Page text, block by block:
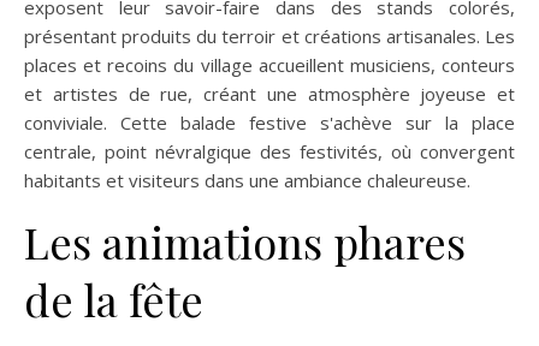
exposent leur savoir-faire dans des stands colorés,
présentant produits du terroir et créations artisanales. Les
places et recoins du village accueillent musiciens, conteurs
et artistes de rue, créant une atmosphère joyeuse et
conviviale. Cette balade festive s'achève sur la place
centrale, point névralgique des festivités, où convergent
habitants et visiteurs dans une ambiance chaleureuse.
Les animations phares
de la fête